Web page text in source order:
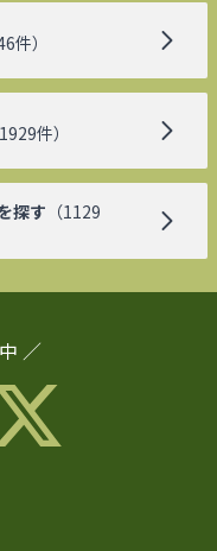
件）
1929件）
探す （1129
／